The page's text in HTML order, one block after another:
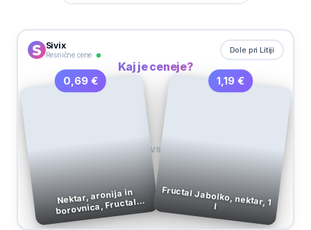
Sivix
Resnične cene
Dole pri Litiji
Kaj je ceneje?
0,69 €
Nektar, aronija in
borovnica, Fructal
Junior, 0,2 l
VS
1,19 €
Fructal Jabolko, nektar, 1
l